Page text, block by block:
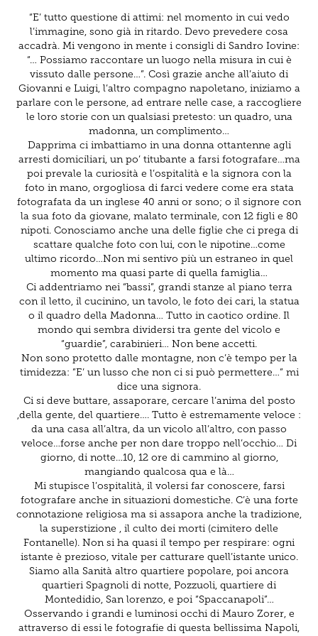
“E’ tutto questione di attimi: nel momento in cui vedo
l’immagine, sono già in ritardo. Devo prevedere cosa
accadrà. Mi vengono in mente i consigli di Sandro Iovine:
“… Possiamo raccontare un luogo nella misura in cui è
vissuto dalle persone…”. Così grazie anche all’aiuto di
Giovanni e Luigi, l’altro compagno napoletano, iniziamo a
parlare con le persone, ad entrare nelle case, a raccogliere
le loro storie con un qualsiasi pretesto: un quadro, una
madonna, un complimento…
Dapprima ci imbattiamo in una donna ottantenne agli
arresti domiciliari, un po’ titubante a farsi fotografare…ma
poi prevale la curiosità e l’ospitalità e la signora con la
foto in mano, orgogliosa di farci vedere come era stata
fotografata da un inglese 40 anni or sono; o il signore con
la sua foto da giovane, malato terminale, con 12 figli e 80
nipoti. Conosciamo anche una delle figlie che ci prega di
scattare qualche foto con lui, con le nipotine…come
ultimo ricordo…Non mi sentivo più un estraneo in quel
momento ma quasi parte di quella famiglia…
Ci addentriamo nei “bassi”, grandi stanze al piano terra
con il letto, il cucinino, un tavolo, le foto dei cari, la statua
o il quadro della Madonna… Tutto in caotico ordine. Il
mondo qui sembra dividersi tra gente del vicolo e
“guardie”, carabinieri… Non bene accetti.
Non sono protetto dalle montagne, non c’è tempo per la
timidezza: ”E’ un lusso che non ci si può permettere…” mi
dice una signora.
Ci si deve buttare, assaporare, cercare l’anima del posto
,della gente, del quartiere…. Tutto è estremamente veloce :
da una casa all’altra, da un vicolo all’altro, con passo
veloce…forse anche per non dare troppo nell’occhio… Di
giorno, di notte…10, 12 ore di cammino al giorno,
mangiando qualcosa qua e là…
Mi stupisce l’ospitalità, il volersi far conoscere, farsi
fotografare anche in situazioni domestiche. C’è una forte
connotazione religiosa ma si assapora anche la tradizione,
la superstizione , il culto dei morti (cimitero delle
Fontanelle). Non si ha quasi il tempo per respirare: ogni
istante è prezioso, vitale per catturare quell’istante unico.
Siamo alla Sanità altro quartiere popolare, poi ancora
quartieri Spagnoli di notte, Pozzuoli, quartiere di
Montedidio, San lorenzo, e poi “Spaccanapoli”…
Osservando i grandi e luminosi occhi di Mauro Zorer, e
attraverso di essi le fotografie di questa bellissima Napoli,